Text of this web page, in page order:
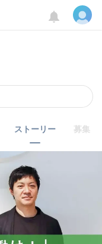
ストーリー 募集